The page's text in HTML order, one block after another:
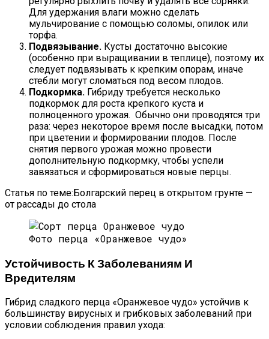
Для удержания влаги можно сделать
мульчирование с помощью соломы, опилок или
торфа.
Подвязывание. Кусты достаточно высокие
(особенно при выращивании в теплице), поэтому их
следует подвязывать к крепким опорам, иначе
стебли могут сломаться под весом плодов.
Подкормка. Гибриду требуется несколько
подкормок для роста крепкого куста и
полноценного урожая. Обычно они проводятся три
раза: через некоторое время после высадки, потом
при цветении и формировании плодов. После
снятия первого урожая можно провести
дополнительную подкормку, чтобы успели
завязаться и сформироваться новые перцы.
Статья по теме:Болгарский перец в открытом грунте —
от рассады до стола
Фото перца «Оранжевое чудо»
Устойчивость К Заболеваниям И
Вредителям
Гибрид сладкого перца «Оранжевое чудо» устойчив к
большинству вирусных и грибковых заболеваний при
условии соблюдения правил ухода: